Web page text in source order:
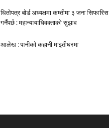
धितोपत्र बोर्ड अध्यक्षमा कम्तीमा ३ जना सिफारिस
गर्नैपर्छ : महान्यायाधिवक्ताको सुझाव
आलेख : पानीको कहानी माइतीघरमा